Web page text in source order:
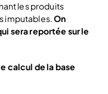
les produits
imputables.On
sera reportée sur le
calcul de la base